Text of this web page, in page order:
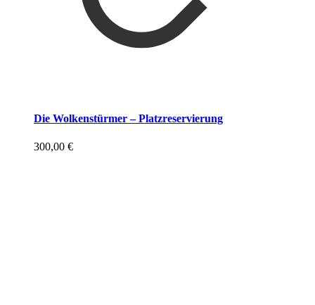
Die Wolkenstürmer – Platzreservierung
300,00 €